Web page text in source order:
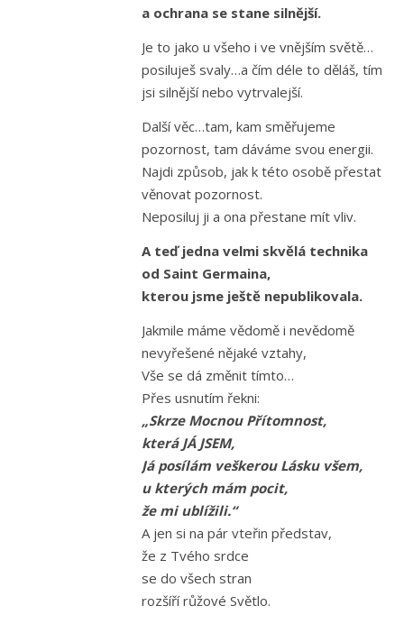
a ochrana se stane silnější.
Je to jako u všeho i ve vnějším světě…
posiluješ svaly…a čím déle to děláš, tím
jsi silnější nebo vytrvalejší.
Další věc…tam, kam směřujeme
pozornost, tam dáváme svou energii.
Najdi způsob, jak k této osobě přestat
věnovat pozornost.
Neposiluj ji a ona přestane mít vliv.
A teď jedna velmi skvělá technika
od Saint Germaina,
kterou jsme ještě nepublikovala.
Jakmile máme vědomě i nevědomě
nevyřešené nějaké vztahy,
Vše se dá změnit tímto…
Přes usnutím řekni:
„Skrze Mocnou Přítomnost,
která JÁ JSEM,
Já posílám veškerou Lásku všem,
u kterých mám pocit,
že mi ublížili.“
A jen si na pár vteřin představ,
že z Tvého srdce
se do všech stran
rozšíří růžové Světlo.